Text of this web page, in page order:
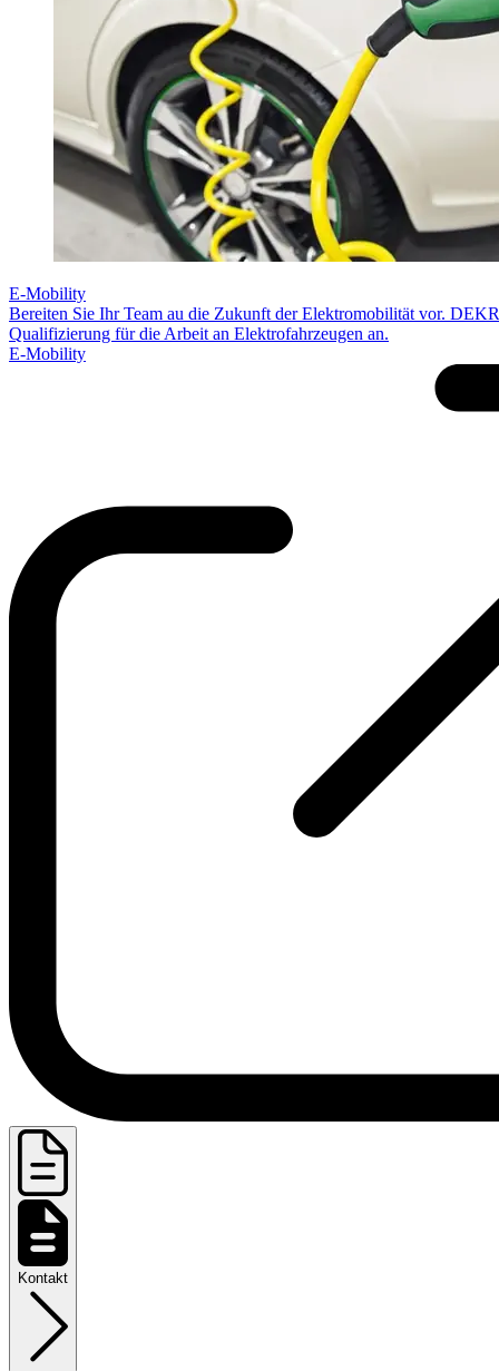
E-Mobility
Bereiten Sie Ihr Team au die Zukunft der Elektromobilität vor.
Qualifizierung für die Arbeit an Elektrofahrzeugen an.
E-Mobility
Kontakt